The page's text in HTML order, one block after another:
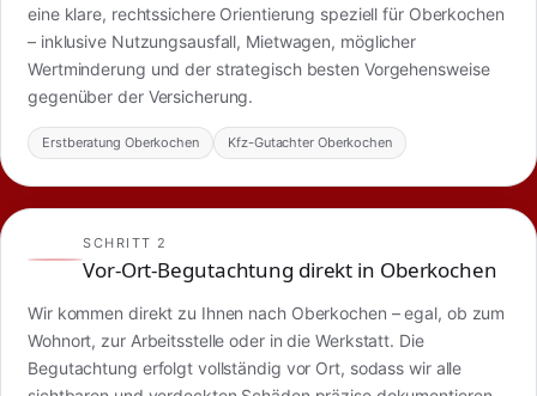
eine klare, rechtssichere Orientierung speziell für Oberkochen
– inklusive Nutzungsausfall, Mietwagen, möglicher
Wertminderung und der strategisch besten Vorgehensweise
gegenüber der Versicherung.
Erstberatung Oberkochen Kfz-Gutachter Oberkochen
SCHRITT 2
Vor-Ort-Begutachtung direkt in Oberkochen
Wir kommen direkt zu Ihnen nach Oberkochen – egal, ob zum
Wohnort, zur Arbeitsstelle oder in die Werkstatt. Die
Begutachtung erfolgt vollständig vor Ort, sodass wir alle